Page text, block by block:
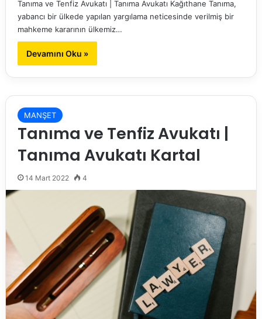
Tanıma ve Tenfiz Avukatı | Tanıma Avukatı Kağıthane Tanıma,
yabancı bir ülkede yapılan yargılama neticesinde verilmiş bir
mahkeme kararının ülkemiz…
Devamını Oku »
MANŞET
Tanıma ve Tenfiz Avukatı |
Tanıma Avukatı Kartal
14 Mart 2022 4